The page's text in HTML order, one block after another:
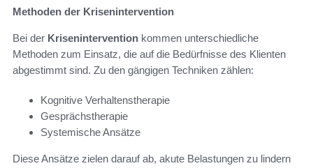
Methoden der Krisenintervention
Bei der Krisenintervention kommen unterschiedliche
Methoden zum Einsatz, die auf die Bedürfnisse des Klienten
abgestimmt sind. Zu den gängigen Techniken zählen:
Kognitive Verhaltenstherapie
Gesprächstherapie
Systemische Ansätze
Diese Ansätze zielen darauf ab, akute Belastungen zu lindern